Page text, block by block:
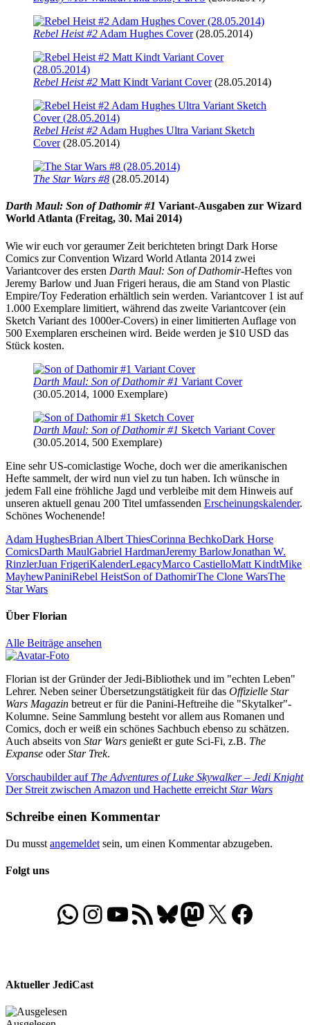
Rebel Heist #2 Adam Hughes Cover(28.05.2014)
Rebel Heist #2 Matt Kindt Variant Cover(28.05.2014)
Rebel Heist #2 Adam Hughes Ultra Variant Sketch
Cover(28.05.2014)
The Star Wars #8 (28.05.2014)
Darth Maul: Son of Dathomir #1 Variant-Ausgaben zur Wizard
World Atlanta (Freitag, 30. Mai 2014)
Wie wir euch vor geraumer Zeit berichteten bringt Dark Horse
Comics zur Convention Wizard World Atlanta 2014 zwei
Variantcover des ersten Darth Maul: Son of Dathomir-Heftes von
Jeremy Barlow und Juan Frigeri heraus, die am Stand von Plastic
Empire/Toy Federation erhältlich sein werden. Variantcover 1 ist auf
1.000 Exemplare limitiert, während das zweite Variantcover (ein
Sketch Variant des 1000er-Covers) in einer limitierten Auflage von
500 Exemplaren erscheinen wird. Beide werden je $10 USD das
Stück kosten.
Darth Maul: Son of Dathomir #1 Variant Cover
(30.05.2014, 1000 Exemplare)
Darth Maul: Son of Dathomir #1 Sketch Variant Cover
(30.05.2014, 500 Exemplare)
Eine sehr US-comiclastige Woche, doch wer die amerikanischen
Hefte sammelt, der wird nun viel zu tun haben. Ich wünsche in
jedem Fall eine fröhliche Jagd und verbleibe mit dem Hinweis auf
unseren aktuell genau 200 Titel umfassenden Erscheinungskalender.
Schönes Wochenende!
Adam HughesBrian Albert ThiesCorinna BechkoDark Horse
ComicsDarth MaulGabriel HardmanJeremy BarlowJonathan W.
RinzlerJuan FrigeriKalenderLegacyMarco CastielloMatt KindtMike
MayhewPaniniRebel HeistSon of DathomirThe Clone WarsThe
Star Wars
Über Florian
Alle Beiträge ansehen
Florian ist der Gründer der Jedi-Bibliothek und im "echten Leben"
Lehrer. Neben seiner Übersetzungstätigkeit für das Offizielle Star
Wars Magazin betreut er für die Panini-Heftreihe die "Skytalker"-
Kolumne. Seine Sammlung besteht vor allem aus Romanen und
Comics, doch er weiß ein schönes Sachbuch ebenso zu schätzen.
Auch abseits von Star Wars genießt er gute Sci-Fi, z.B. The
Expanse oderStar Trek.
Beitragsnavigation
Vorheriger
Beitrag:
Vorschaubilder auf The Adventures of Luke Skywalker – Jedi Knight
Nächster
Der Streit zwischen Amazon und Hachette erreicht Star Wars
Schreibe einen Kommentar
Du musst angemeldet sein, um einen Kommentar abzugeben.
Folgt uns
WhatsApp
Folgt uns auf Instagram
Besucht unseren YouTube-Kanal
RSS-FeedBluesky
Folgt uns auf Mastodon
X Folgt uns auf
Aktueller JediCast